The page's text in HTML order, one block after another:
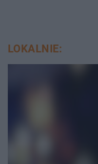
LOKALNIE: